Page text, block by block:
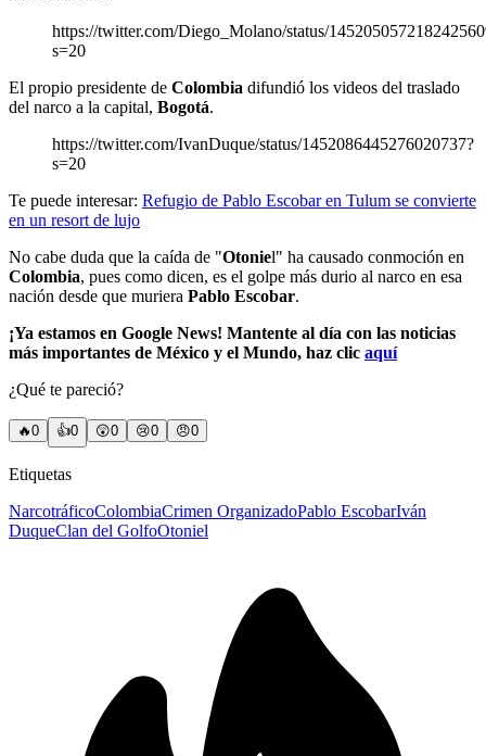
https://twitter.com/Diego_Molano/status/
s=20
El propio presidente de Colombia difundió los videos del traslado
del narco a la capital, Bogotá.
https://twitter.com/IvanDuque/status/1452086445276020737?
s=20
Te puede interesar: Refugio de Pablo Escobar en Tulum se convierte
en un resort de lujo
No cabe duda que la caída de "Otoniel" ha causado conmoción en
Colombia, pues como dicen, es el golpe más durio al narco en esa
nación desde que muriera Pablo Escobar.
¡Ya estamos en Google News! Mantente al día con las noticias
más importantes de México y el Mundo, haz clic aquí
¿Qué te pareció?
🔥0 👍0 😲0 😢0 😠0
Etiquetas
NarcotráficoColombiaCrimen OrganizadoPablo EscobarIván
DuqueClan del GolfoOtoniel